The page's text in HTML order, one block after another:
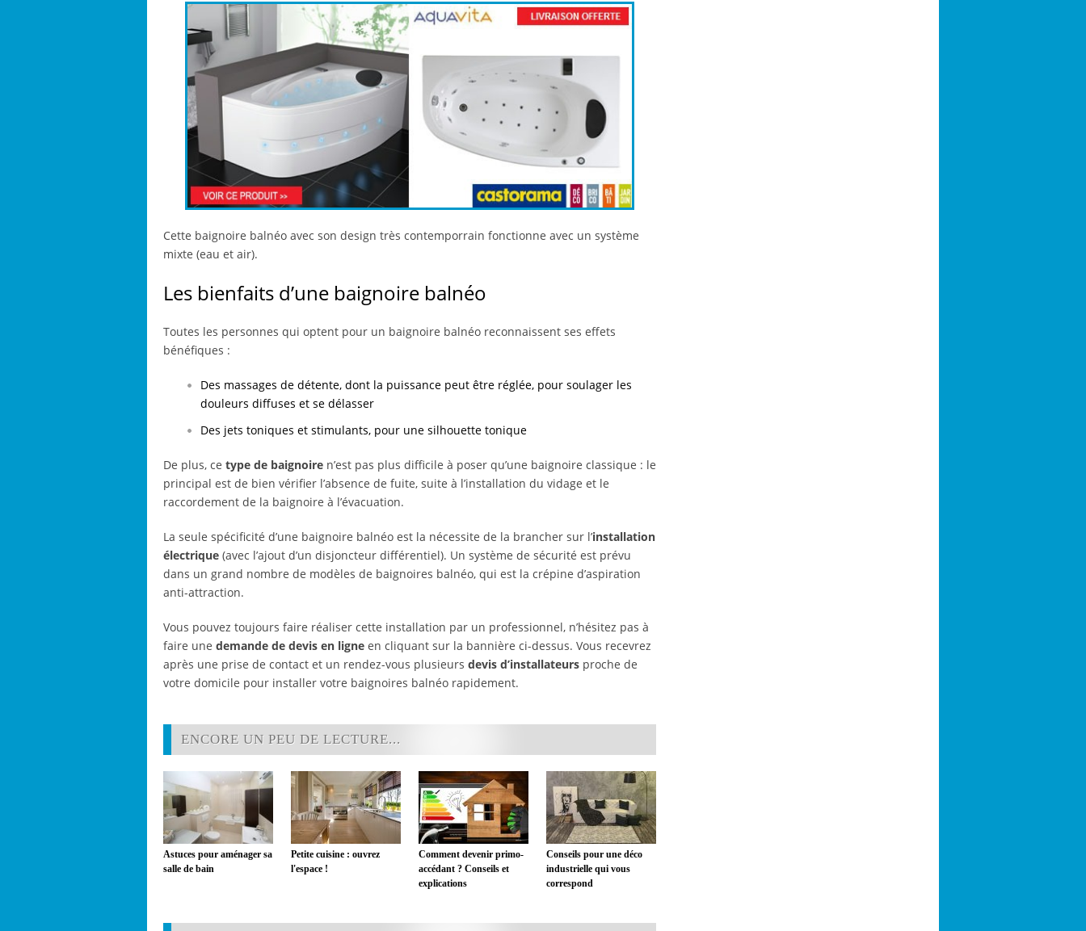
Cette baignoire balnéo avec son design très contemporrain fonctionne avec un système
mixte (eau et air).
Les bienfaits d’une baignoire balnéo
Toutes les personnes qui optent pour un baignoire balnéo reconnaissent ses effets
bénéfiques :
Des massages de détente, dont la puissance peut être réglée, pour soulager les
douleurs diffuses et se délasser
Des jets toniques et stimulants, pour une silhouette tonique
De plus, ce type de baignoire n’est pas plus difficile à poser qu’une baignoire classique : le
principal est de bien vérifier l’absence de fuite, suite à l’installation du vidage et le
raccordement de la baignoire à l’évacuation.
La seule spécificité d’une baignoire balnéo est la nécessite de la brancher sur l’installation
électrique (avec l’ajout d’un disjoncteur différentiel). Un système de sécurité est prévu
dans un grand nombre de modèles de baignoires balnéo, qui est la crépine d’aspiration
anti-attraction.
Vous pouvez toujours faire réaliser cette installation par un professionnel, n’hésitez pas à
faire une demande de devis en ligne en cliquant sur la bannière ci-dessus. Vous recevrez
après une prise de contact et un rendez-vous plusieurs devis d’installateurs proche de
votre domicile pour installer votre baignoires balnéo rapidement.
ENCORE UN PEU DE LECTURE...
Astuces pour aménager sa
salle de bain
Petite cuisine : ouvrez
l'espace !
Comment devenir primo-
accédant ? Conseils et
explications
Conseils pour une déco
industrielle qui vous
correspond